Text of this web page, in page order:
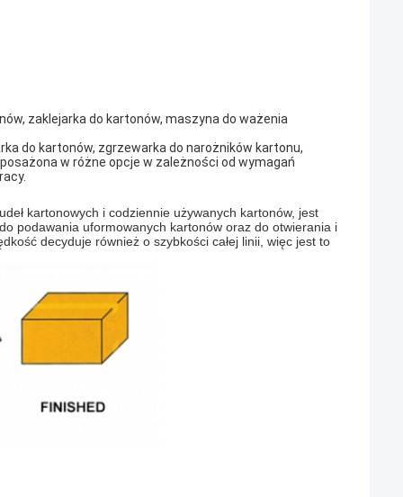
zaklejarka do kartonów, maszyna do ważenia
do kartonów, zgrzewarka do narożników kartonu,
w różne opcje w zależności od wymagań
kartonowych i codziennie używanych kartonów, jest
podawania uformowanych kartonów oraz do otwierania i
decyduje również o szybkości całej linii, więc jest to